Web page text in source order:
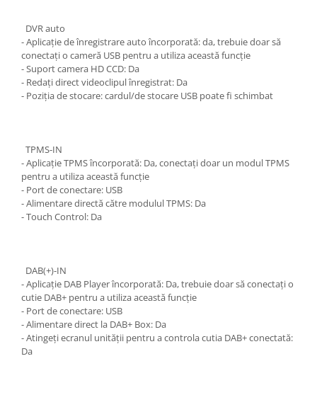
DVR auto
- Aplicație de înregistrare auto încorporată: da, trebuie doar să
conectați o cameră USB pentru a utiliza această funcție
- Suport camera HD CCD: Da
- Redați direct videoclipul înregistrat: Da
- Poziția de stocare: cardul/de stocare USB poate fi schimbat
TPMS-IN
- Aplicație TPMS încorporată: Da, conectați doar un modul TPMS
pentru a utiliza această funcție
- Port de conectare: USB
- Alimentare directă către modulul TPMS: Da
- Touch Control: Da
DAB(+)-IN
- Aplicație DAB Player încorporată: Da, trebuie doar să conectați o
cutie DAB+ pentru a utiliza această funcție
- Port de conectare: USB
- Alimentare direct la DAB+ Box: Da
- Atingeți ecranul unității pentru a controla cutia DAB+ conectată:
Da